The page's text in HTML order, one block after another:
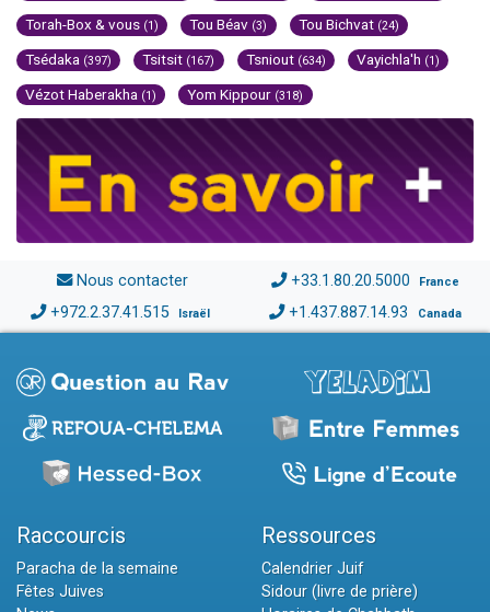
Torah-Box & vous (1) Tou Béav (3) Tou Bichvat (24)
Tsédaka (397) Tsitsit (167) Tsniout (634) Vayichla'h (1)
Vézot Haberakha (1) Yom Kippour (318)
Nous contacter +33.1.80.20.5000 France
+972.2.37.41.515 Israël +1.437.887.14.93 Canada
Raccourcis
Paracha de la semaine
Fêtes Juives
Ressources
Calendrier Juif
Sidour (livre de prière)